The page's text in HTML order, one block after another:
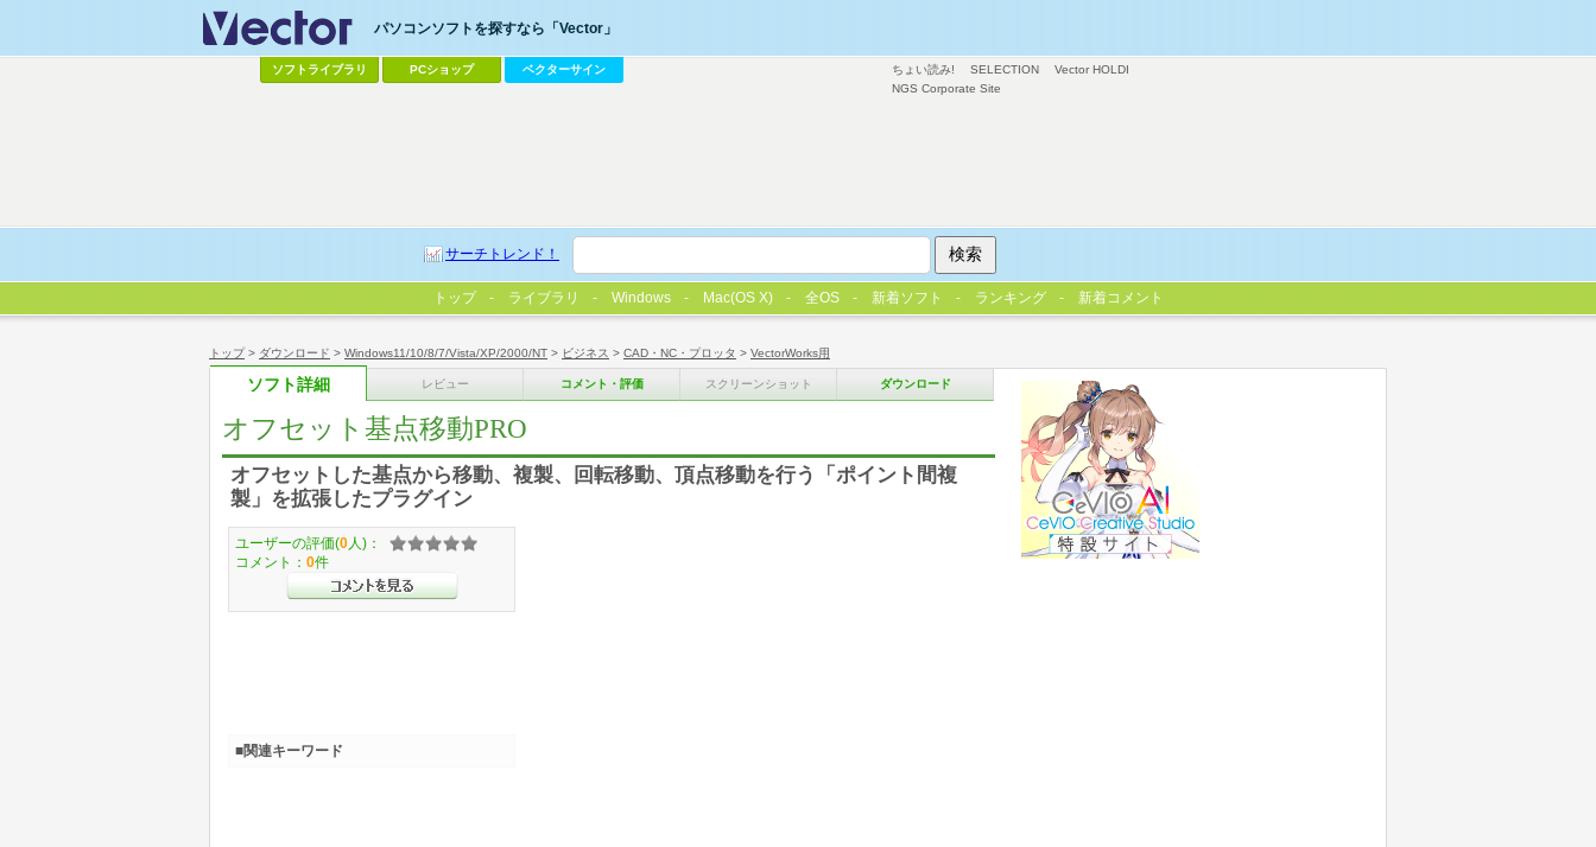
トップ> ダウンロード > Windows11/10/8/7/Vista/XP/2000/NT > ビジネス > CAD・NC・プロッタ > VectorWorks用
ソフト詳細 レビュー コメント・評価 スクリーンショット ダウンロード
オフセット基点移動PRO
オフセットした基点から移動、複製、回転移動、頂点移動を行う「ポイント間複
製」を拡張したプラグイン
ユーザーの評価(0 人)：
コメント： 0件
■関連キーワード
ちょい読み! SELECTION
Vector HOLDI
NGS Corporate Site
パソコンソフトを探すなら「Vector」
ソフトライブラリ PCショップ ベクターサイン
サーチトレンド！
トップ ライブラリ Windows Mac(OS X) 全OS 新着ソフト ランキング 新着コメント